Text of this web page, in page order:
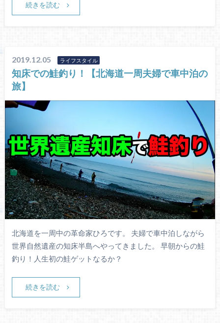
続きを読む
2019.12.05 ライフスタイル
知床での鮭釣り！【北海道一周夫婦で車中泊の
旅】
北海道を一周中の革命家ひろです。 夫婦で車中泊しながら
世界自然遺産の知床半島へやってきました。 早朝からの鮭
釣り！人生初の鮭ゲットなるか？
続きを読む